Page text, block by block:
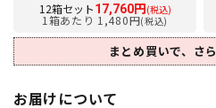
12箱セット17,760円 (税込)
1箱あたり 1,480円(税込)
まとめ買いで、
お届けについて